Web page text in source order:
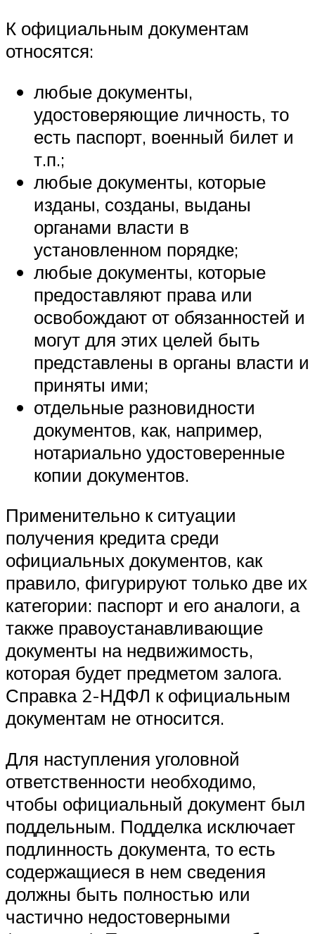
К официальным документам
относятся:
любые документы,
удостоверяющие личность, то
есть паспорт, военный билет и
т.п.;
любые документы, которые
изданы, созданы, выданы
органами власти в
установленном порядке;
любые документы, которые
предоставляют права или
освобождают от обязанностей и
могут для этих целей быть
представлены в органы власти и
приняты ими;
отдельные разновидности
документов, как, например,
нотариально удостоверенные
копии документов.
Применительно к ситуации
получения кредита среди
официальных документов, как
правило, фигурируют только две их
категории: паспорт и его аналоги, а
также правоустанавливающие
документы на недвижимость,
которая будет предметом залога.
Справка 2-НДФЛ к официальным
документам не относится.
Для наступления уголовной
ответственности необходимо,
чтобы официальный документ был
поддельным. Подделка исключает
подлинность документа, то есть
содержащиеся в нем сведения
должны быть полностью или
частично недостоверными